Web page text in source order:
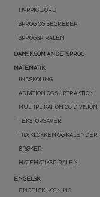
HYPPIGE ORD
SPROG OG BEGREBER
SPROGSPIRALEN
DANSK SOM ANDETSPROG
MATEMATIK
INDSKOLING
ADDITION OG SUBTRAKTION
MULTIPLIKATION OG DIVISION
TEKSTOPGAVER
TID: KLOKKEN OG KALENDER
BRØKER
MATEMATIKSPIRALEN
ENGELSK
ENGELSK LÆSNING